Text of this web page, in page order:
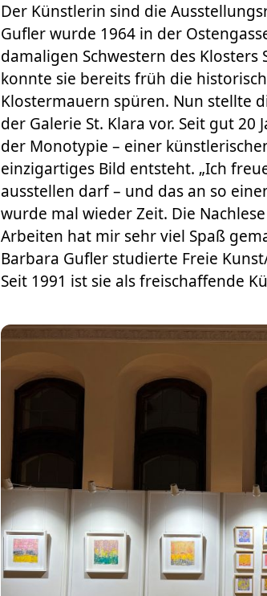
Der Künstlerin sind die
Gufler wurde 1964 in der
damaligen Schwestern des
konnte sie bereits früh die
Klostermauern spüren. Nun stellte
der Galerie St. Klara vor. Seit gut
der Monotypie – einer
einzigartiges Bild entsteht. „Ich
ausstellen darf – und das an so
wurde mal wieder Zeit. Die
Arbeiten hat mir sehr viel Spaß
Barbara Gufler studierte Freie
Seit 1991 ist sie als freischaffende